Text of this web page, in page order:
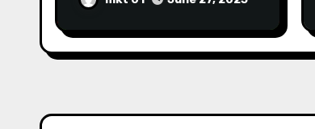
Jadi Incaran Panas Bursa